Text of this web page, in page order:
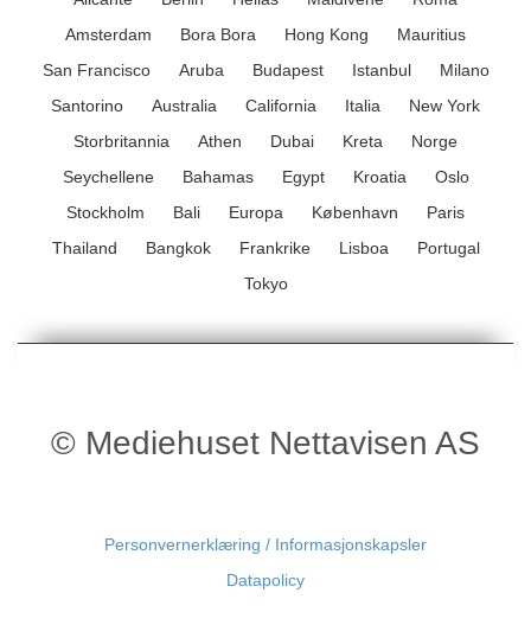
Amsterdam
Bora Bora Hong Kong
Mauritius
San Francisco
Aruba Budapest Istanbul
Milano
Santorino
Australia California Italia
New York
Storbritannia
Athen Dubai Kreta
Norge
Seychellene
Bahamas Egypt Kroatia
Oslo
Stockholm
Bali Europa København
Paris
Thailand
Bangkok Frankrike Lisboa
Portugal
Tokyo
© Mediehuset Nettavisen AS
Personvernerklæring / Informasjonskapsler
Datapolicy